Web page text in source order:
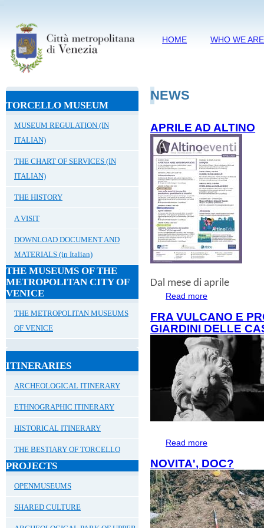
HOME WHO WE ARE
TORCELLO MUSEUM
MUSEUM REGULATION (IN
ITALIAN)
THE CHART OF SERVICES (IN
ITALIAN)
THE HISTORY
A VISIT
DOWNLOAD DOCUMENT AND
MATERIALS (in Italian)
THE MUSEUMS OF THE
METROPOLITAN CITY OF
VENICE
THE METROPOLITAN MUSEUMS
OF VENICE
ITINERARIES
ARCHEOLOGICAL ITINERARY
ETHNOGRAPHIC ITINERARY
HISTORICAL ITINERARY
THE BESTIARY OF TORCELLO
PROJECTS
OPENMUSEUMS
SHARED CULTURE
NEWS
APRILE AD ALTINO
Dal mese di aprile
Read more
FRA VULCANO E
GIARDINI DELLE
Read more
NOVITA', DOC?